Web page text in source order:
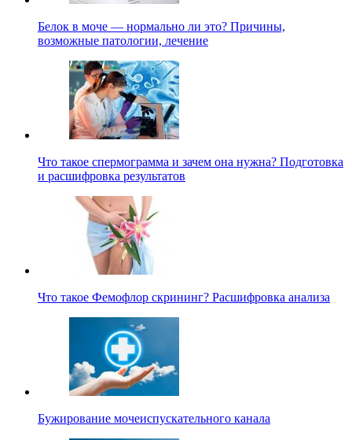
Белок в моче — нормально ли это? Причины,
возможные патологии, лечение
Что такое спермограмма и зачем она нужна? Подготовка
и расшифровка результатов
Что такое Фемофлор скрининг? Расшифровка анализа
Бужирование мочеиспускательного канала